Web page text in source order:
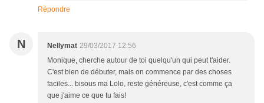
Répondre
N Nellymat 29/03/2017 12:56
Monique, cherche autour de toi quelqu'un qui peut t'aider.
C'est bien de débuter, mais on commence par des choses
faciles... bisous ma Lolo, reste généreuse, c'est comme ça
que j'aime ce que tu fais!